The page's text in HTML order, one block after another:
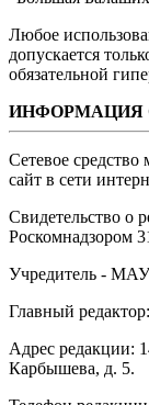
Любое
допускается
обязательной
ИНФОРМАЦИЯ
Сетевое
сайт в сети
Свидетельство
Роскомнадзором
Учредитель -
Главный
Адрес редакции:
Карбышева, д. 5.